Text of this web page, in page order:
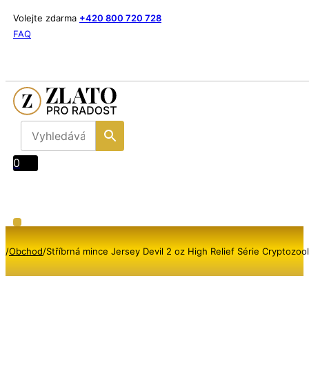
Volejte zdarma +420 800 720 728
FAQ
0
/Obchod/Stříbrná mince Jersey Devil 2 oz High Relief Série